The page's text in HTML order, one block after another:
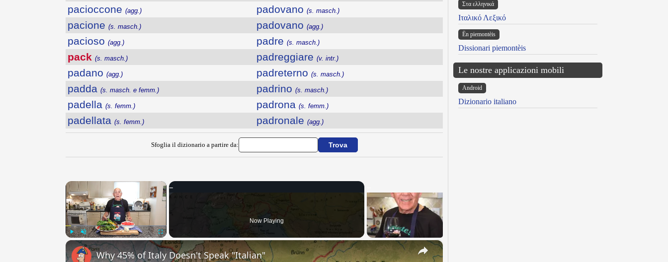
pacioccone (agg.)
pacione (s. masch.)
pacioso (agg.)
pack (s. masch.)
padano (agg.)
padda (s. masch. e femm.)
padella (s. femm.)
padellata (s. femm.)
padovano (s. masch.)
padovano (agg.)
padre (s. masch.)
padreggiare (v. intr.)
padreterno (s. masch.)
padrino (s. masch.)
padrona (s. femm.)
padronale (agg.)
Sfoglia il dizionario a partire da:
×
Play Fullscreen
Now Playing
×
Why 45% of Italy Doesn't Speak "Italian"
Στα ελληνικά
Ιταλικό Λεξικό
Ën piemontèis
Dissionari piemontèis
Le nostre applicazioni mobili
Android
Dizionario italiano